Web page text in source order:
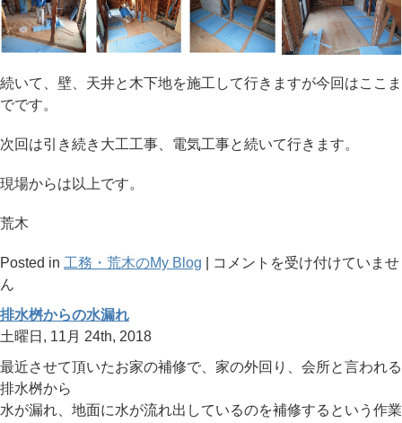
続いて、壁、天井と木下地を施工して行きますが今回はここま
でです。
次回は引き続き大工工事、電気工事と続いて行きます。
現場からは以上です。
荒木
Posted in 工務・荒木のMy Blog
戸
事
回
コメントを受け付けていませ
ん
排水桝からの水漏れ
土曜日, 11月 24th, 2018
最近させて頂いたお家の補修で、家の外回り、会所と言われる
排水桝から
水が漏れ、地面に水が流れ出しているのを補修するという作業